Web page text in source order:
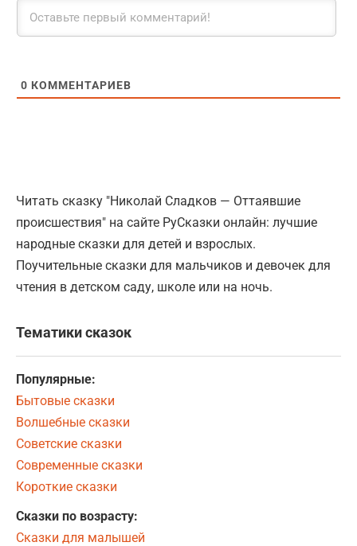
0 КОММЕНТАРИЕВ
Читать сказку "Николай Сладков — Оттаявшие
происшествия" на сайте РуСказки онлайн: лучшие
народные сказки для детей и взрослых.
Поучительные сказки для мальчиков и девочек для
чтения в детском саду, школе или на ночь.
Тематики сказок
Популярные:
Бытовые сказки
Волшебные сказки
Советские сказки
Современные сказки
Короткие сказки
Сказки по возрасту:
Сказки для малышей